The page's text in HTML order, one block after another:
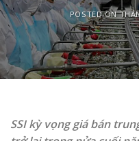
POSTED ON
SSI kỳ vọng giá bán